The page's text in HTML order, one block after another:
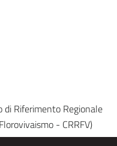
di Riferimento Regionale
- CRRFV)